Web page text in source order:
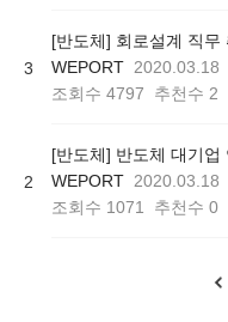
3
WEPORT 2020.03.18
조회수 4797 추천수 2
2
WEPORT 2020.03.18
조회수 1071 추천수 0